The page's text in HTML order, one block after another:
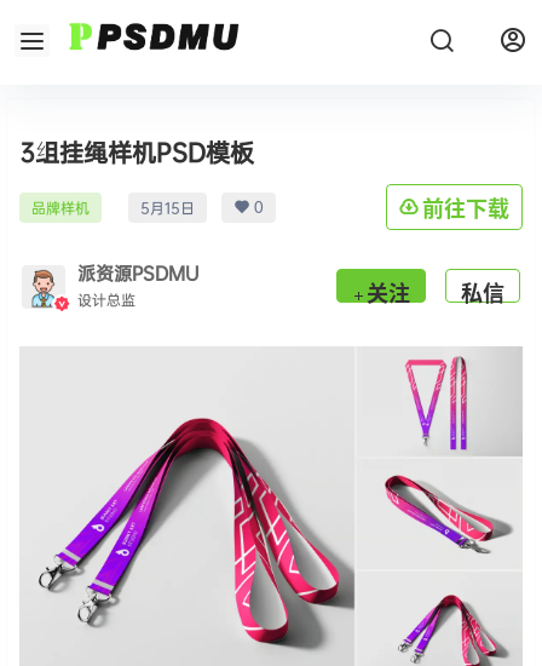
3组挂绳样机PSD模板
品牌样机 5月15日 0 前往下载
派资源PSDMU
设计总监 关注 私信